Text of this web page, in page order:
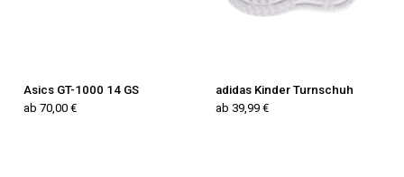
Asics GT-1000 14 GS
ab 70,00 €
adidas Kinder Turnschuh
ab 39,99 €